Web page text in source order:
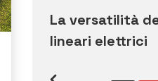
La versatilità
lineari elettrici